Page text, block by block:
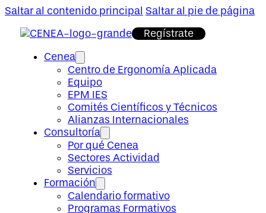
Saltar al contenido principal Saltar al pie de página
Regístrate
Cenea
Centro de Ergonomía Aplicada
Equipo
EPM IES
Comités Científicos y Técnicos
Alianzas Internacionales
Consultoría
Por qué Cenea
Sectores Actividad
Servicios
Formación
Calendario formativo
Programas Formativos